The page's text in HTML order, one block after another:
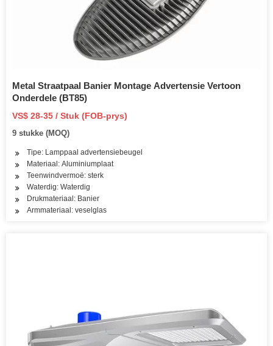
Metal Straatpaal Banier Montage Advertensie Vertoon
Onderdele (BT85)
VS$ 28-35 / Stuk (FOB-prys)
9 stukke (MOQ)
Tipe: Lamppaal advertensiebeugel
Materiaal: Aluminiumplaat
Teenwindvermoë: sterk
Waterdig: Waterdig
Drukmateriaal: Banier
Armmateriaal: veselglas